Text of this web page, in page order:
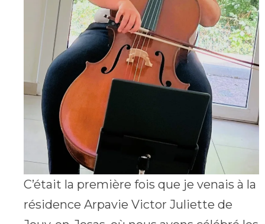
C’était la première fois que je venais à la
résidence Arpavie Victor Juliette de